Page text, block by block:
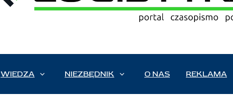
WIEDZA NIEZBĘDNIK O NAS REKLAMA